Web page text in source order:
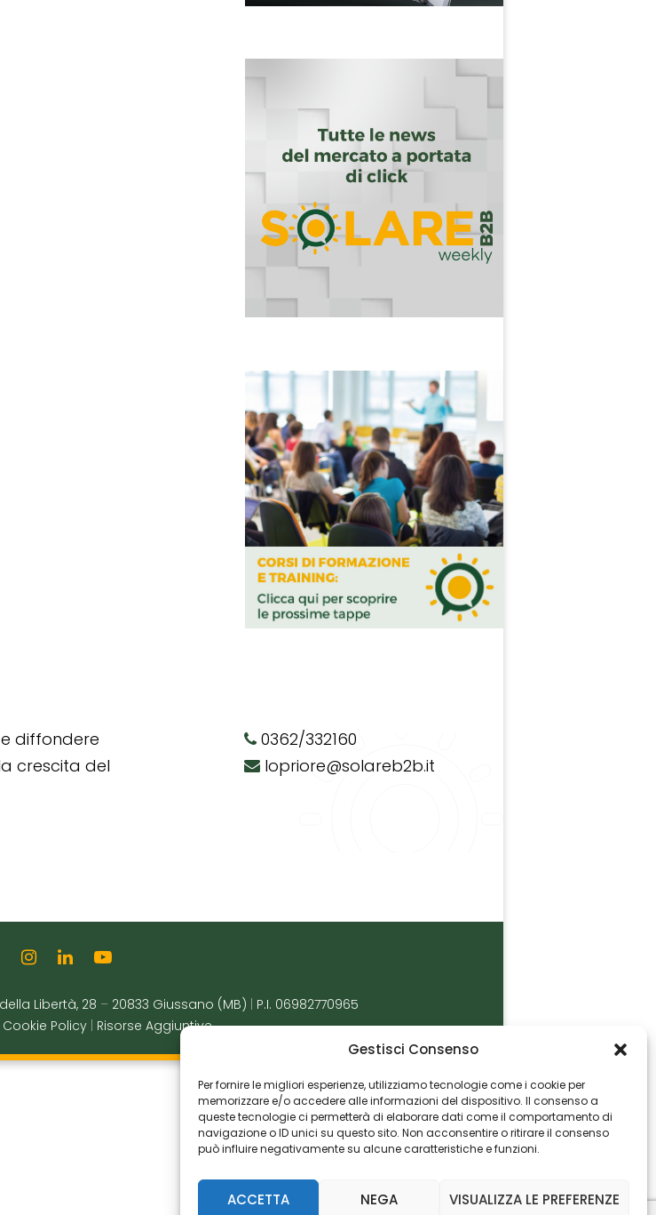
Gestisci Consenso
Per fornire le migliori esperienze, utilizziamo tecnologie come i cookie per
memorizzare e/o accedere alle informazioni del dispositivo. Il consenso a
queste tecnologie ci permetterà di elaborare dati come il comportamento di
navigazione o ID unici su questo sito. Non acconsentire o ritirare il consenso
può influire negativamente su alcune caratteristiche e funzioni.
ACCETTA NEGA VISUALIZZA LE PREFERENZE
diffondere
crescita del
0362/332160
lopriore@solareb2b.it
Libertà, 28 – 20833 Giussano (MB)
P.I. 06982770965
Cookie Policy Risorse Aggiuntive